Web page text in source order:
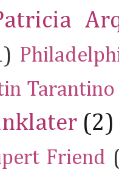
Tarantino
(2)
Friend